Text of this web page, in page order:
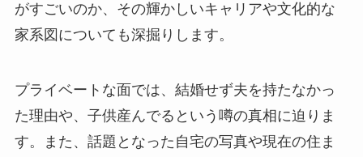
がすごいのか、その輝かしいキャリアや文化的な
家系図についても深掘りします。
プライベートな面では、結婚せず夫を持たなかっ
た理由や、子供産んでるという噂の真相に迫りま
す。また、話題となった自宅の写真や現在の住ま